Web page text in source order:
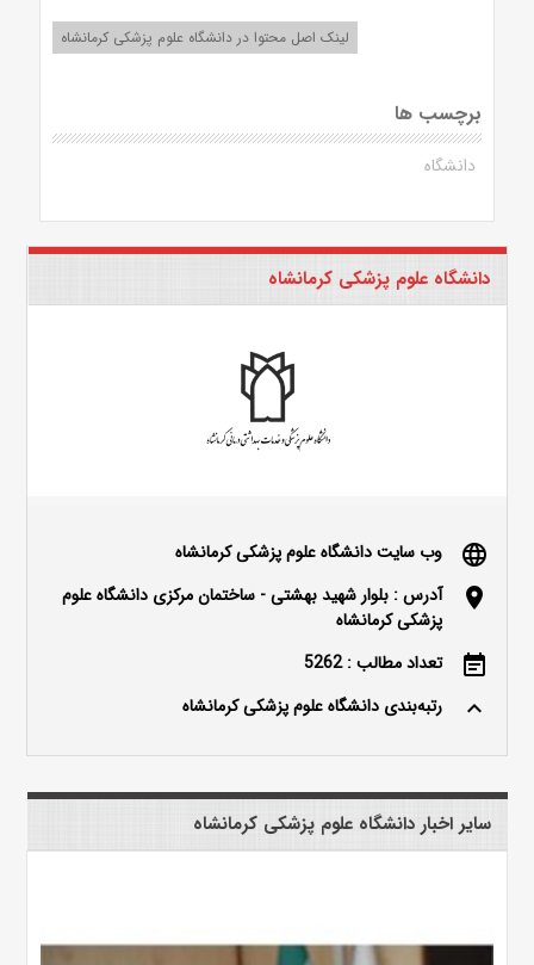
لینک اصل محتوا در دانشگاه علوم پزشکی کرمانشاه
برچسب ها
دانشگاه
دانشگاه علوم پزشکی کرمانشاه
language وب سایت دانشگاه علوم پزشکی کرمانشاه
location_on
آدرس : بلوار شهید بهشتی - ساختمان مرکزی دانشگاه علوم
پزشکی کرمانشاه
event_note تعداد مطالب : 5262
keyboard_arrow_up رتبه‌بندی دانشگاه علوم پزشکی کرمانشاه
سایر اخبار دانشگاه علوم پزشکی کرمانشاه